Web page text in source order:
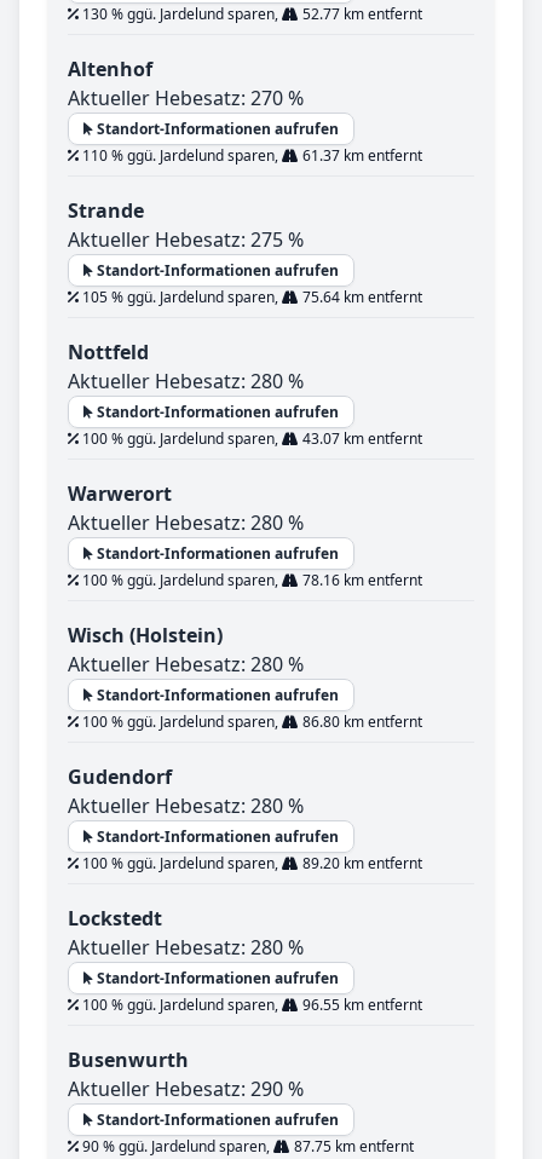
130 % ggü. Jardelund sparen,
52.77 km entfernt
Altenhof
Aktueller Hebesatz: 270 %
Standort-Informationen aufrufen
110 % ggü. Jardelund sparen,
61.37 km entfernt
Strande
Aktueller Hebesatz: 275 %
Standort-Informationen aufrufen
105 % ggü. Jardelund sparen,
75.64 km entfernt
Nottfeld
Aktueller Hebesatz: 280 %
Standort-Informationen aufrufen
100 % ggü. Jardelund sparen,
43.07 km entfernt
Warwerort
Aktueller Hebesatz: 280 %
Standort-Informationen aufrufen
100 % ggü. Jardelund sparen,
78.16 km entfernt
Wisch (Holstein)
Aktueller Hebesatz: 280 %
Standort-Informationen aufrufen
100 % ggü. Jardelund sparen,
86.80 km entfernt
Gudendorf
Aktueller Hebesatz: 280 %
Standort-Informationen aufrufen
100 % ggü. Jardelund sparen,
89.20 km entfernt
Lockstedt
Aktueller Hebesatz: 280 %
Standort-Informationen aufrufen
100 % ggü. Jardelund sparen,
96.55 km entfernt
Busenwurth
Aktueller Hebesatz: 290 %
Standort-Informationen aufrufen
90 % ggü. Jardelund sparen,
87.75 km entfernt